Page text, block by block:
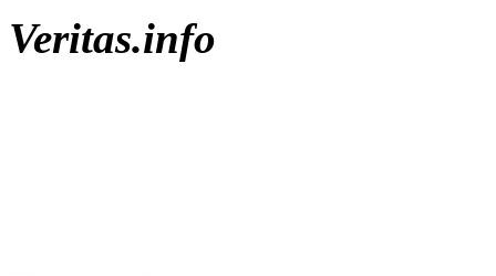
Veritas.info